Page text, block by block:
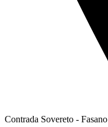
Contrada Sovereto - Fasano